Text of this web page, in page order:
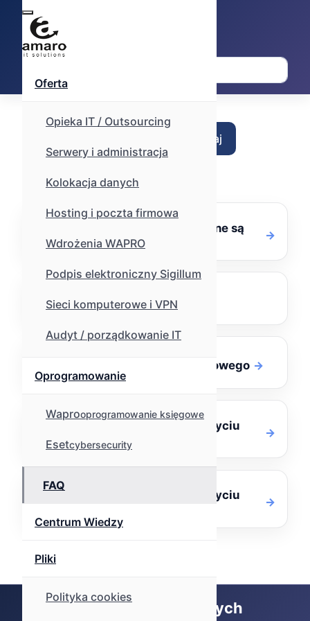
Oferta
Opieka IT / Outsourcing
Serwery i administracja
Kolokacja danych
Hosting i poczta firmowa
Wdrożenia WAPRO
Podpis elektroniczny Sigillum
Sieci komputerowe i VPN
Audyt / porządkowanie IT
Oprogramowanie
Waprooprogramowanie księgowe
Esetcybersecurity
FAQ
Centrum Wiedzy
Pliki
Polityka cookies
Przeszukuje tylko tematy "FAQ"
Szukaj
W jakim kraju przechowywane są
dane (poczta, www itp..)
Jak odczytać pocztę.
Konfiguracja serwera pocztowego
Konfiguracja poczty przy użyciu
programu Thunderbird
Konfiguracja poczty przy użyciu
Pracujemy na sprawdzonych